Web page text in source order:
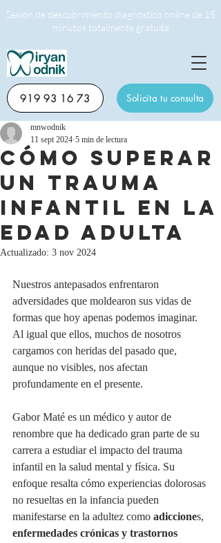
Solicita tu consulta
919 93 16 73
Sesión de descubrimiento diagnóstico online de 15
minutos totalmente gratuita
Cómo superar
un trauma
infantil en la
edad adulta
mnwodnik
11 sept 2024 5 min de lectura
Actualizado: 3 nov 2024
Nuestros antepasados enfrentaron
adversidades que moldearon sus vidas de
formas que hoy apenas podemos imaginar.
Al igual que ellos, muchos de nosotros
cargamos con heridas del pasado que,
aunque no visibles, nos afectan
profundamente en el presente.
Gabor Maté es un médico y autor de
renombre que ha dedicado gran parte de su
carrera a estudiar el impacto del trauma
infantil en la salud mental y física. Su
enfoque resalta cómo experiencias dolorosas
no resueltas en la infancia pueden
manifestarse en la adultez como adicciones,
enfermedades crónicas y trastornos